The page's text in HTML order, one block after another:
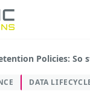
Policies: So
DATA